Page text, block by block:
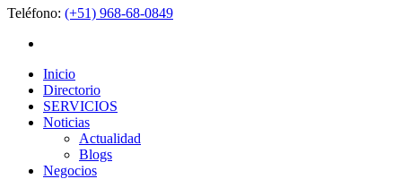
Teléfono: (+51) 968-68-0849
Inicio
Directorio
SERVICIOS
Noticias
Actualidad
Blogs
Negocios